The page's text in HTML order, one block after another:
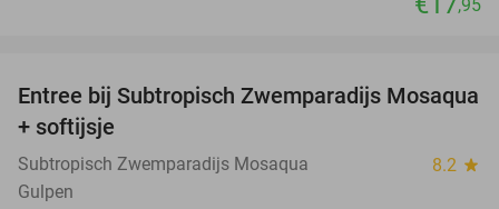
,95
25%
Entree bij Subtropisch Zwemparadijs Mosaqua
+ softijsje
Subtropisch Zwemparadijs Mosaqua 8.2 star
Gulpen